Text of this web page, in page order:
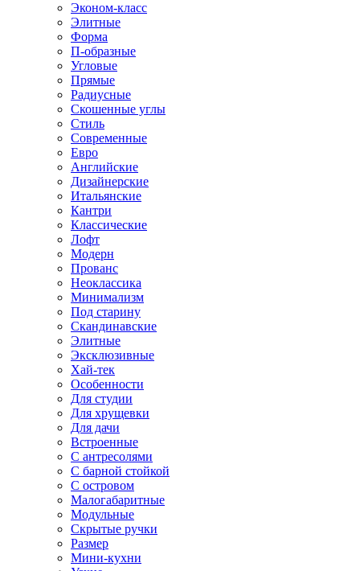
Эконом-класс
Элитные
Форма
П-образные
Угловые
Прямые
Радиусные
Скошенные углы
Стиль
Современные
Евро
Английские
Дизайнерские
Итальянские
Кантри
Классические
Лофт
Модерн
Прованс
Неоклассика
Минимализм
Под старину
Скандинавские
Элитные
Эксклюзивные
Хай-тек
Особенности
Для студии
Для хрущевки
Для дачи
Встроенные
С антресолями
С барной стойкой
С островом
Малогабаритные
Модульные
Скрытые ручки
Размер
Мини-кухни